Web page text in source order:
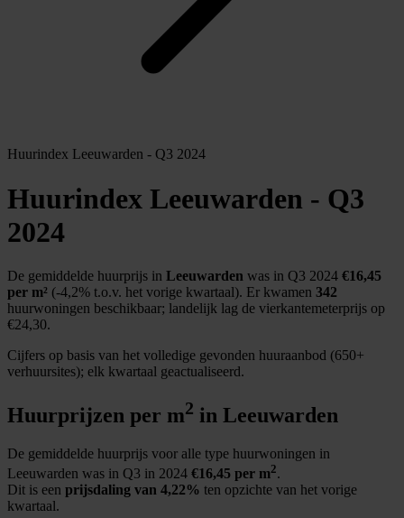
Huurindex Leeuwarden - Q3 2024
Huurindex Leeuwarden - Q3
2024
De gemiddelde huurprijs in Leeuwarden was in Q3 2024 €16,45
per m² (-4,2% t.o.v. het vorige kwartaal). Er kwamen 342
huurwoningen beschikbaar; landelijk lag de vierkantemeterprijs op
€24,30.
Cijfers op basis van het volledige gevonden huuraanbod (650+
verhuursites); elk kwartaal geactualiseerd.
Huurprijzen per m2 in Leeuwarden
De gemiddelde huurprijs voor alle type huurwoningen in
Leeuwarden was in Q3 in 2024 €16,45 per m2.
Dit is een prijsdaling van 4,22% ten opzichte van het vorige
kwartaal.